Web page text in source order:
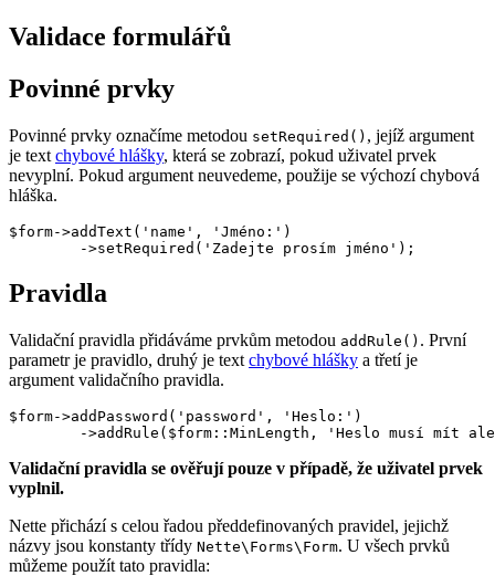
Validace formulářů
Povinné prvky
Povinné prvky označíme metodou setRequired() , jejíž argument
je text chybové hlášky, která se zobrazí, pokud uživatel prvek
nevyplní. Pokud argument neuvedeme, použije se výchozí chybová
hláška.
$form->addText('name', 'Jméno:')
Pravidla
Validační pravidla přidáváme prvkům metodou addRule() . První
parametr je pravidlo, druhý je text chybové hlášky a třetí je
argument validačního pravidla.
$form->addPassword('password', 'Heslo:')
Validační pravidla se ověřují pouze v případě, že uživatel prvek
vyplnil.
Nette přichází s celou řadou předdefinovaných pravidel, jejichž
názvy jsou konstanty třídy Nette\Forms\Form. U všech prvků
můžeme použít tato pravidla: